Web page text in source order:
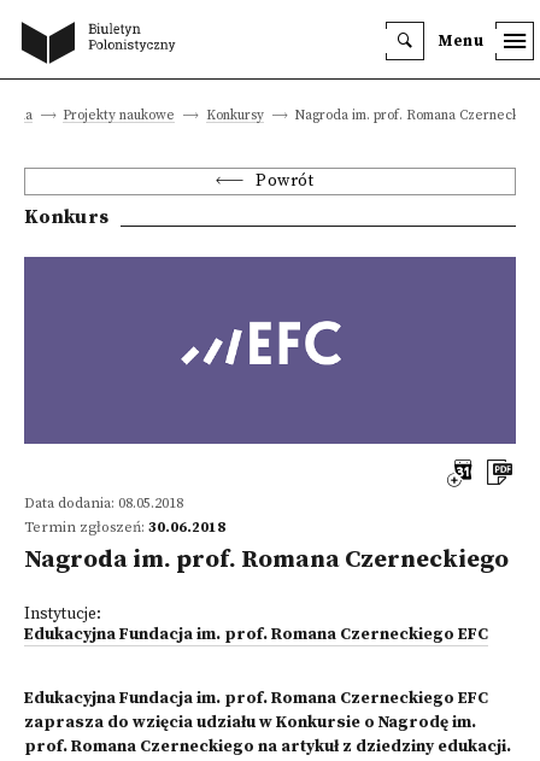
Menu
Projekty naukowe Konkursy Nagroda im. prof. Romana
Powrót
Konkurs
Data dodania: 08.05.2018
Termin zgłoszeń: 30.06.2018
Nagroda im. prof. Romana Czerneckiego
Instytucje:
Edukacyjna Fundacja im. prof. Romana Czerneckiego EFC
Edukacyjna Fundacja im. prof. Romana Czerneckiego EFC
zaprasza do wzięcia udziału w Konkursie o Nagrodę im.
prof. Romana Czerneckiego na artykuł z dziedziny edukacji.